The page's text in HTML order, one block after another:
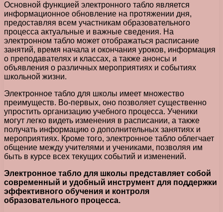
Основной функцией электронного табло является
информационное обновление на протяжении дня,
предоставляя всем участникам образовательного
процесса актуальные и важные сведения. На
электронном табло может отображаться расписание
занятий, время начала и окончания уроков, информация
о преподавателях и классах, а также анонсы и
объявления о различных мероприятиях и событиях
школьной жизни.
Электронное табло для школы имеет множество
преимуществ. Во-первых, оно позволяет существенно
упростить организацию учебного процесса. Ученики
могут легко видеть изменения в расписании, а также
получать информацию о дополнительных занятиях и
мероприятиях. Кроме того, электронное табло облегчает
общение между учителями и учениками, позволяя им
быть в курсе всех текущих событий и изменений.
Электронное табло для школы представляет собой
современный и удобный инструмент для поддержки
эффективного обучения и контроля
образовательного процесса.